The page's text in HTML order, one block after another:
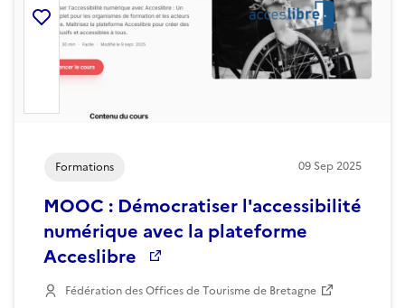
Formations 09 Sep2025
MOOC : Démocratiser l'accessibilité
numérique avec la plateforme
Acceslibre
Fédération des Offices de Tourisme de Bretagne
Ajouter la ressource aux favoris